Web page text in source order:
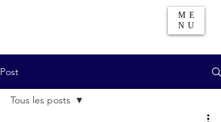
ME
NU
Post
Tous les posts